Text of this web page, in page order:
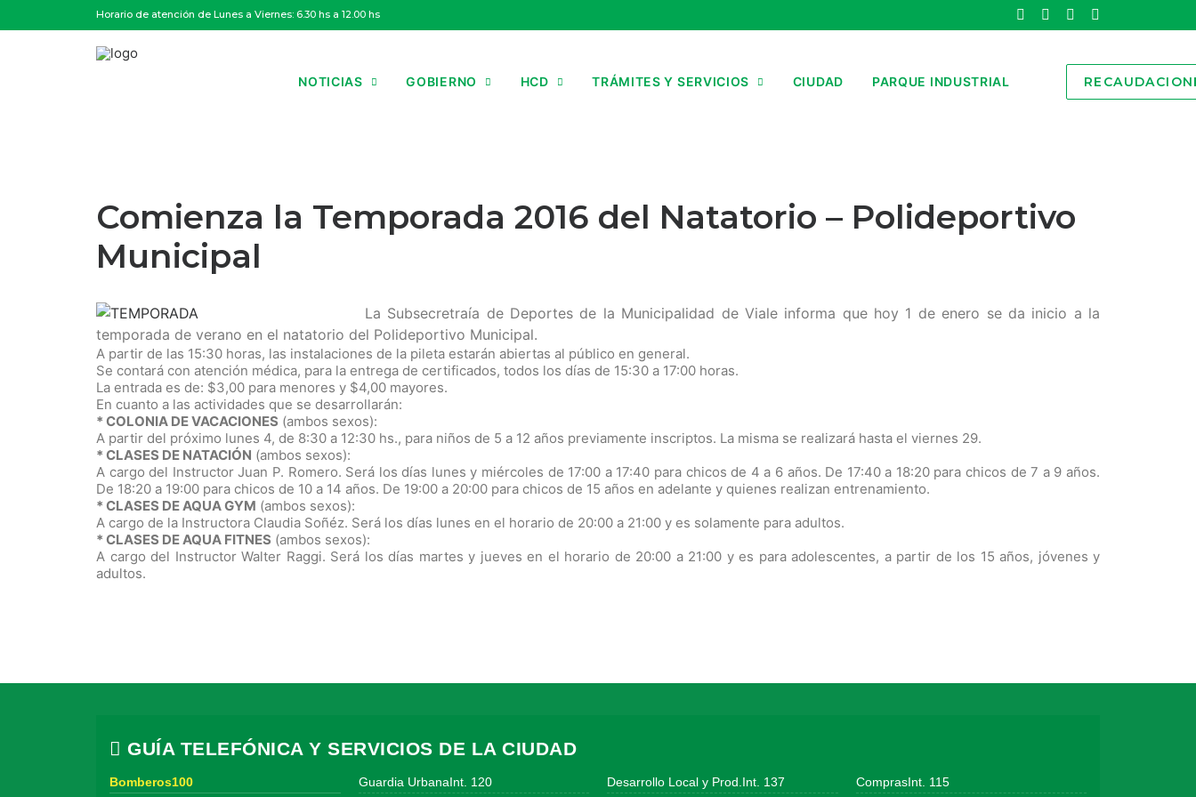
Horario de atención de Lunes a Viernes: 6.30 hs a 12.00 hs
NOTICIAS GOBIERNO HCD TRÁMITES Y SERVICIOS CIUDAD PARQUE INDUSTRIAL
Comienza la Temporada 2016 del Natatorio – Polideportivo
Municipal
La Subsecretraía de Deportes de la Municipalidad de Viale informa que hoy 1 de enero se da inicio a la
temporada de verano en el natatorio del Polideportivo Municipal.
A partir de las 15:30 horas, las instalaciones de la pileta estarán abiertas al público en general.
Se contará con atención médica, para la entrega de certificados, todos los días de 15:30 a 17:00 horas.
La entrada es de: $3,00 para menores y $4,00 mayores.
En cuanto a las actividades que se desarrollarán:
* COLONIA DE VACACIONES (ambos sexos):
A partir del próximo lunes 4, de 8:30 a 12:30 hs., para niños de 5 a 12 años previamente inscriptos. La misma se realizará hasta el viernes 29.
* CLASES DE NATACIÓN (ambos sexos):
A cargo del Instructor Juan P. Romero. Será los días lunes y miércoles de 17:00 a 17:40 para chicos de 4 a 6 años. De 17:40 a 18:20 para chicos de 7 a 9 años.
De 18:20 a 19:00 para chicos de 10 a 14 años. De 19:00 a 20:00 para chicos de 15 años en adelante y quienes realizan entrenamiento.
* CLASES DE AQUA GYM (ambos sexos):
A cargo de la Instructora Claudia Soñéz. Será los días lunes en el horario de 20:00 a 21:00 y es solamente para adultos.
* CLASES DE AQUA FITNES (ambos sexos):
A cargo del Instructor Walter Raggi. Será los días martes y jueves en el horario de 20:00 a 21:00 y es para adolescentes, a partir de los 15 años, jóvenes y
adultos.
GUÍA TELEFÓNICA Y SERVICIOS DE LA CIUDAD
Bomberos100
Guardia UrbanaInt. 120
Desarrollo Local y Prod.Int. 137
ComprasInt. 115